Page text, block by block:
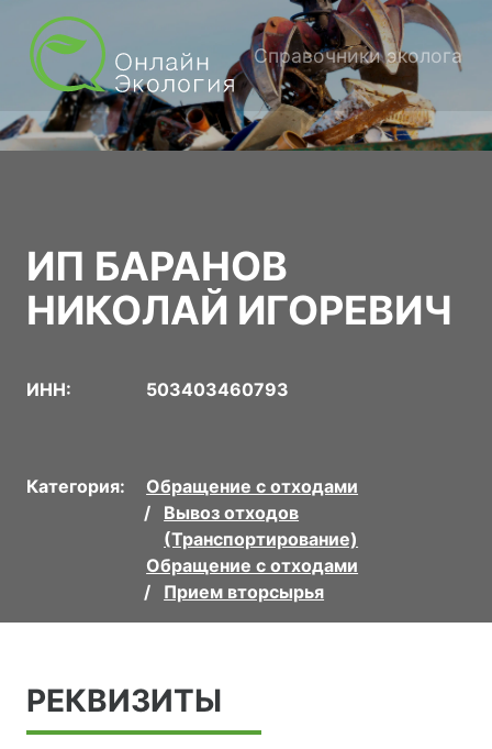
Справочники эколога
ИП БАРАНОВ
НИКОЛАЙ ИГОРЕВИЧ
ИНН: 503403460793
Категория:
Обращение с отходами
Вывоз отходов
(Транспортирование)
Обращение с отходами
Прием вторсырья
РЕКВИЗИТЫ